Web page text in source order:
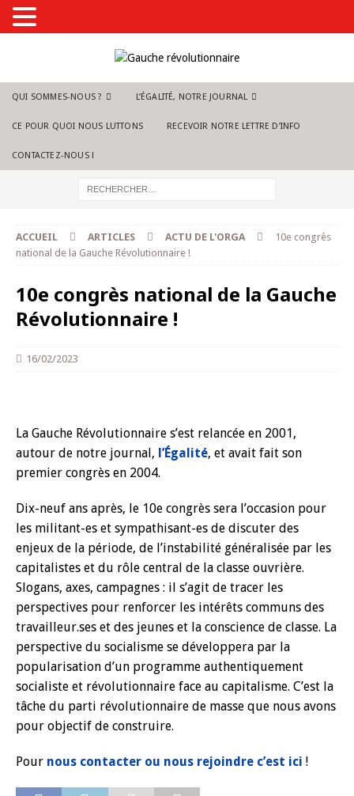
QUI SOMMES-NOUS ? L’ÉGALITÉ, NOTRE JOURNAL
CE POUR QUOI NOUS LUTTONS RECEVOIR NOTRE LETTRE D’INFO
CONTACTEZ-NOUS !
ACCUEIL ARTICLES ACTU DE L'ORGA
10e congrès
national de la Gauche Révolutionnaire !
10e congrès national de la Gauche
Révolutionnaire !
16/02/2023
La Gauche Révolutionnaire s’est relancée en 2001,
autour de notre journal, l’Égalité, et avait fait son
premier congrès en 2004.
Dix-neuf ans après, le 10e congrès sera l’occasion pour
les militant-es et sympathisant-es de discuter des
enjeux de la période, de l’instabilité généralisée par les
capitalistes et du rôle central de la classe ouvrière.
Slogans, axes, campagnes : il s’agit de tracer les
perspectives pour renforcer les intérêts communs des
travailleur.ses et des jeunes et la conscience de classe. La
perspective du socialisme se développera par la
popularisation d’un programme authentiquement
socialiste et révolutionnaire face au capitalisme. C’est la
tâche du parti révolutionnaire de masse que nous avons
pour objectif de construire.
Pour nous contacter ou nous rejoindre c’est ici !